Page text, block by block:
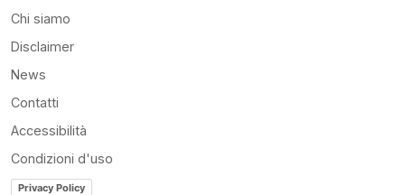
Chi siamo
Disclaimer
News
Contatti
Accessibilità
Condizioni d'uso
Privacy Policy